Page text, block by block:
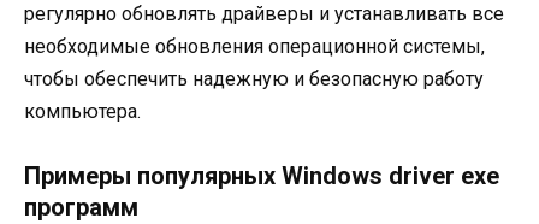
регулярно обновлять драйверы и устанавливать все
необходимые обновления операционной системы,
чтобы обеспечить надежную и безопасную работу
компьютера.
Примеры популярных Windows driver exe
программ